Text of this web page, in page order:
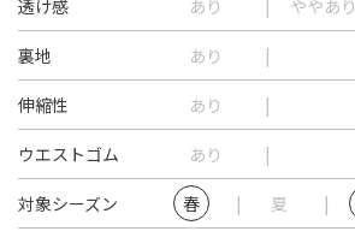
透け感 あり ややあり
裏地 あり
伸縮性 あり
ウエストゴム あり
対象シーズン 春 夏